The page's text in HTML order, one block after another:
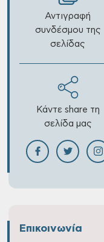
Αντιγραφή
συνδέσμου της
σελίδας
Κάντε share τη
σελίδα μας
Επικοινωνία